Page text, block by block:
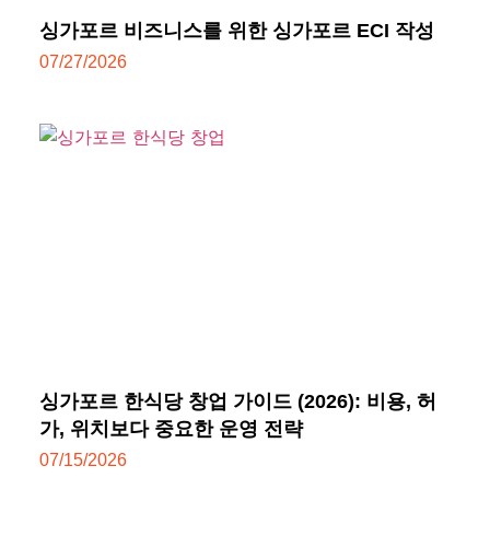
싱가포르 비즈니스를 위한 싱가포르 ECI 작성
07/27/2026
싱가포르 한식당 창업 가이드 (2026): 비용, 허
가, 위치보다 중요한 운영 전략
07/15/2026